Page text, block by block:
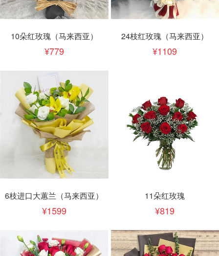
10朵红玫瑰（马来西亚）
779
24枝红玫瑰（马来西亚）
1109
6枝进口大蕙兰（马来西亚）
1599
11朵红玫瑰
819